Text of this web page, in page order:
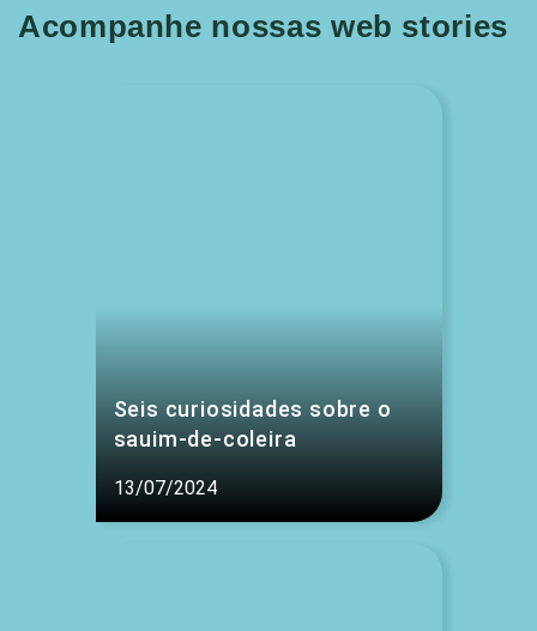
Acompanhe nossas web stories
Seis curiosidades sobre o
sauim-de-coleira
13/07/2024